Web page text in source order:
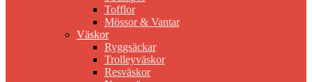
Tofflor
Mössor & Vantar
Väskor
Ryggsäckar
Trolleyväskor
Resväskor